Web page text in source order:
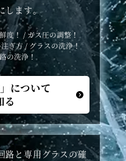
します。
度！ / ガス圧の調整！
注ぎ方 / グラスの洗浄！
の洗浄！
について
る
路と専用グラスの確